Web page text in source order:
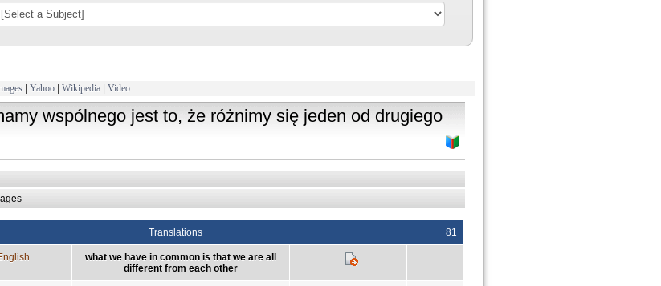
| Yahoo | Wikipedia | Video
wspólnego jest to, że różnimy się jeden od drugiego
Translations 81
what we have in common is that we are all
different from each other